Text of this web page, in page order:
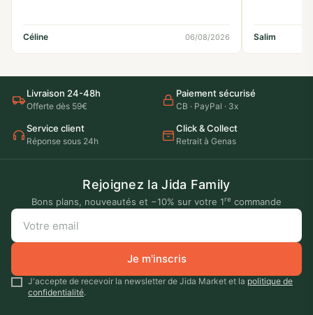
Céline 06/08/2026 Salim
Livraison 24-48h
Offerte dès 59€
Paiement sécurisé
CB · PayPal · 3x
Service client
Réponse sous 24h
Click & Collect
Retrait à Genas
Rejoignez la Jida Family
Bons plans, nouveautés et −10% sur votre 1re commande
Je m'inscris
J'accepte de recevoir la newsletter de Jida Market et la politique de
confidentialité.